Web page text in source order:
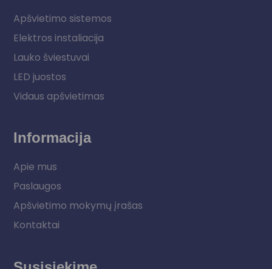
Apšvietimo sistemos
Elektros instaliacija
Lauko šviestuvai
LED juostos
Vidaus apšvietimas
Informacija
Apie mus
Paslaugos
Apšvietimo mokymų įrašas
Kontaktai